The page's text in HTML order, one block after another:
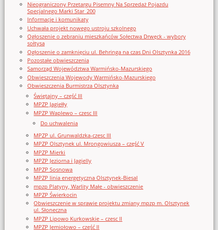
Nieograniczony Przetargu Pisemny Na Sprzedaż Pojazdu
Specjalnego Marki Star_200
Informacje i komunikaty
Uchwała projekt nowego ustroju szkolnego
Ogłoszenie o zebraniu mieszkańców Sołectwa Drwęck - wybory
sołtysa
Ogłoszenie o zamknięciu ul. Behringa na czas Dni Olsztynka 2016
Pozostałe obwieszczenia
Samorząd Województwa Warmińsko-Mazurskiego
Obwieszczenia Wojewody Warmińsko-Mazurskiego
Obwieszczenia Burmistrza Olsztynka
Świętajny – część III
MPZP Jagiełły
MPZP Waplewo – czesc III
Do uchwalenia
MPZP ul. Grunwaldzka-czesc III
MPZP Olsztynek ul. Mrongowiusza – część V
MPZP Mierki
MPZP Jeziorna i Jagielly
MPZP Sosnowa
MPZP linia energetyczna Olsztynek-Biesal
mpzp Platyny, Warlity Małe - obwieszczenie
MPZP Świerkocin
Obwieszczenie w sprawie projektu zmiany mpzp m. Olsztynek
ul. Słoneczna
MPZP Lipowo Kurkowskie – czesc II
MPZP Jemiołowo – część II